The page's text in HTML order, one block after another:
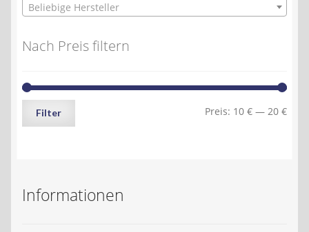
Beliebige Hersteller
Nach Preis filtern
Min.
Max.
Filter Preis: 10 € — 20 €
Informationen